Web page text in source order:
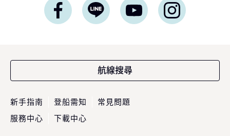
航線搜尋
新手指南 登船需知
常見問題
服務中心
下載中心